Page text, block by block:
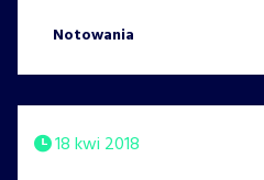
Notowania
18 kwi 2018